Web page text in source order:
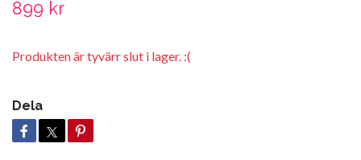
899 kr
Produkten är tyvärr slut i lager. :(
Dela